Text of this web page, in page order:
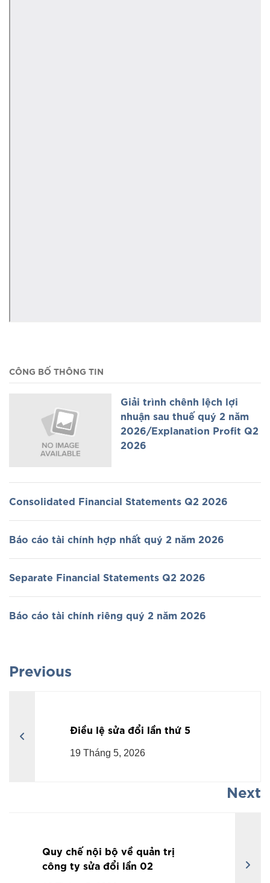
CÔNG BỐ THÔNG TIN
Giải trình chênh lệch lợi
nhuận sau thuế quý 2 năm
2026/Explanation Profit Q2
2026
Consolidated Financial Statements Q2 2026
Báo cáo tài chính hợp nhất quý 2 năm 2026
Separate Financial Statements Q2 2026
Báo cáo tài chính riêng quý 2 năm 2026
Previous
Điều lệ sửa đổi lần thứ 5
19 Tháng 5, 2026
Next
Quy chế nội bộ về quản trị
công ty sửa đổi lần 02